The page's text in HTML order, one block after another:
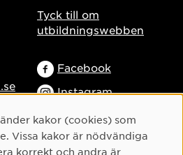
Tyck till om
utbildningswebben
Facebook
Instagram
TikTok
Youtube
kakor (cookies) som
Vissa kakor är nödvändiga
korrekt och andra är